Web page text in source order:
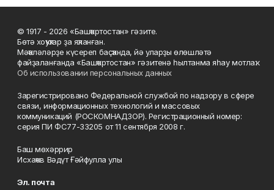
© 1917 - 2026 «Башҡортостан» гәзите.
Бөтә хоҡуҡтар ҙа яҡланған.
Мәҡәләләрҙе күсереп баҫҡанда, йә уларҙы өлөшләтә
файҙаланғанда «Башҡортостан» гәзитенә һылтанма яһау мотлаҡ.
Об использовании персональных данных
Зарегистрировано Федеральной службой по надзору в сфере
связи, информационных технологий и массовых
коммуникаций (РОСКОМНАДЗОР). Регистрационный номер:
серия ПИ ФС77-33205 от 11 сентября 2008 г.
Баш мөхәррир
Исхаҡов Вәдүт Ғәйфулла улы
Эл. почта